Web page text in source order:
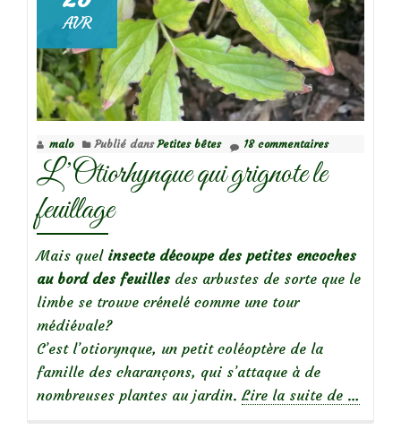
AVR
malo Publié dansPetites bêtes 18 commentaires
L’Otiorhynque qui grignote le
feuillage
Mais quelinsecte découpe des petites encoches
aubord des feuilles des arbustes de sorte que le
limbe se trouve crénelé comme une tour
médiévale?
C’est l’otiorynque, un petit coléoptère de la
famille des charançons, qui s’attaque à de
nombreuses plantes au jardin. Lire la suite de …